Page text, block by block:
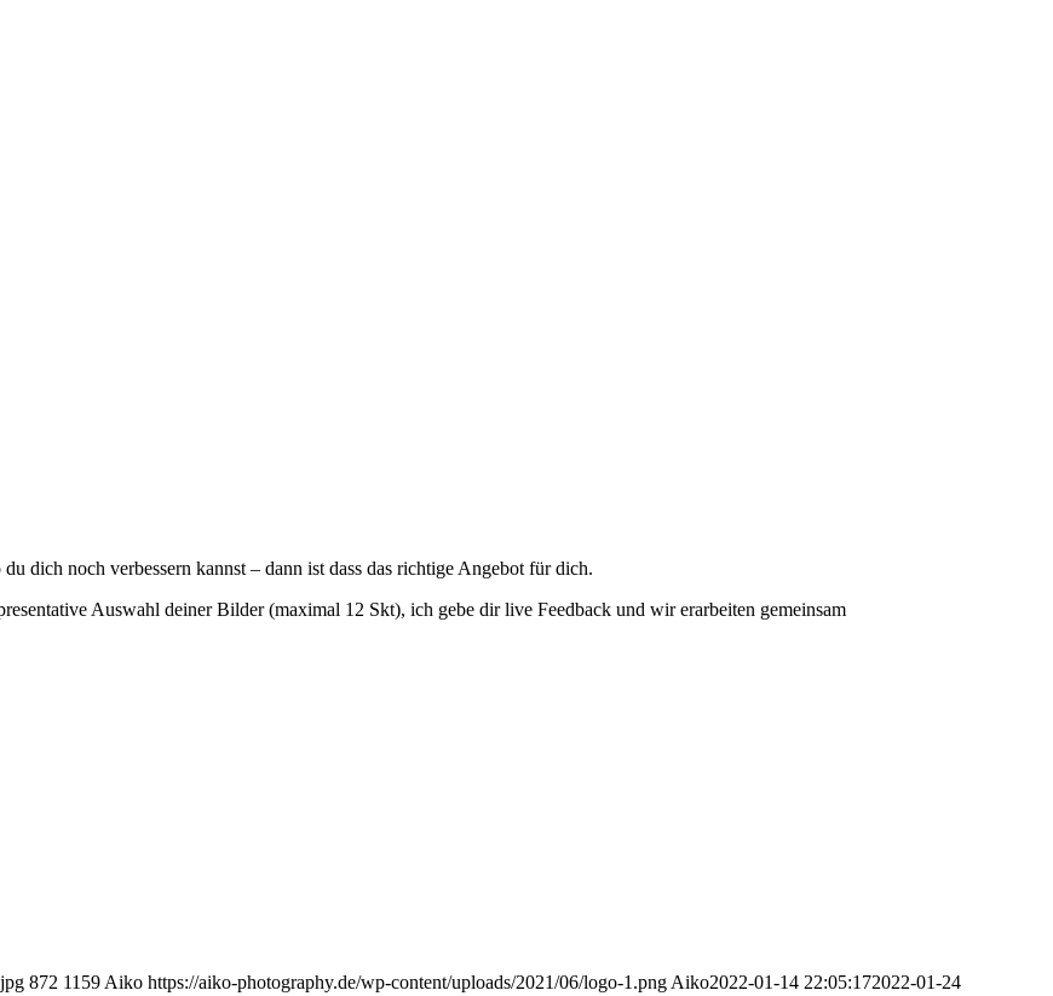
dich noch verbessern kannst – dann ist dass das richtige Angebot für dich.
Auswahl deiner Bilder (maximal 12 Skt), ich gebe dir live Feedback und wir erarbeiten gemeinsam
872 1159 Aiko https://aiko-photography.de/wp-content/uploads/2021/06/logo-1.png Aiko2022-01-14 22:05:172022-01-24